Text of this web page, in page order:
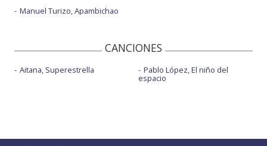
Manuel Turizo, Apambichao
CANCIONES
Aitana, Superestrella Pablo López, El niño del
espacio